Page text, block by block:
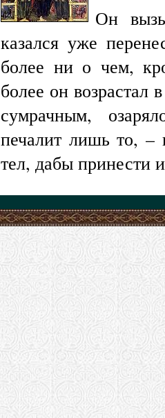
Он
казался уже
более ни о чем,
более он возрастал
сумрачным,
печалит лишь то, –
тел, дабы принести